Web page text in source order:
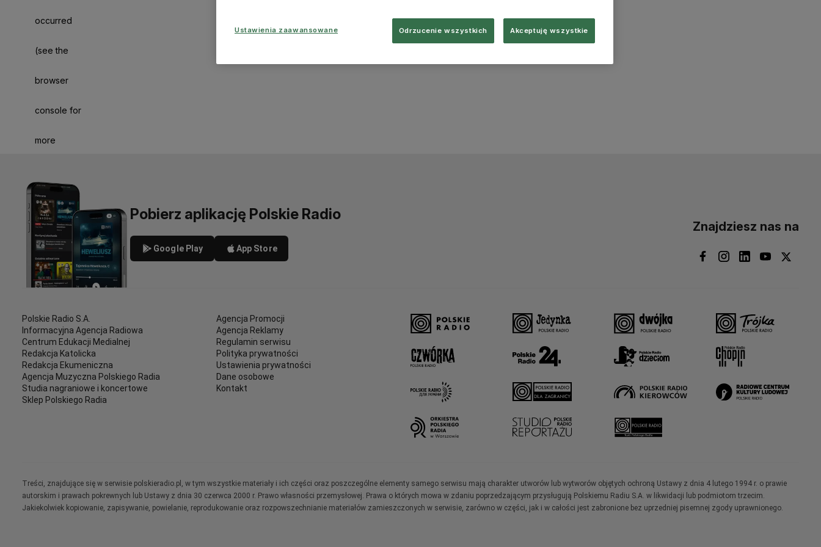
occurred
(see the
browser
console for
more
Pobierz aplikację Polskie Radio
Google Play App Store
Znajdziesz nas na
Polskie Radio S.A.
Informacyjna Agencja Radiowa
Centrum Edukacji Medialnej
Redakcja Katolicka
Redakcja Ekumeniczna
Agencja Muzyczna Polskiego Radia
Studia nagraniowe i koncertowe
Sklep Polskiego Radia
Agencja Promocji
Agencja Reklamy
Regulamin serwisu
Polityka prywatności
Ustawienia prywatności
Dane osobowe
Kontakt
Treści, znajdujące się w serwisie polskieradio.pl, w tym wszystkie materiały i ich części oraz poszczególne elementy samego serwisu mają charakter utworów lub wytworów objętych ochroną Ustawy z dnia 4 lutego 1994 r. o prawie
autorskim i prawach pokrewnych lub Ustawy z dnia 30 czerwca 2000 r. Prawo własności przemysłowej. Prawa o których mowa w zdaniu poprzedzającym przysługują Polskiemu Radiu S.A. w likwidacji lub podmiotom trzecim.
Jakiekolwiek kopiowanie, zapisywanie, powielanie, reprodukowanie oraz rozpowszechnianie materiałów zamieszczonych w serwisie, zarówno w części, jak i w całości jest zabronione bez uprzedniej pisemnej zgody uprawnionego.
Ustawienia zaawansowane Odrzucenie wszystkich Akceptuję wszystkie